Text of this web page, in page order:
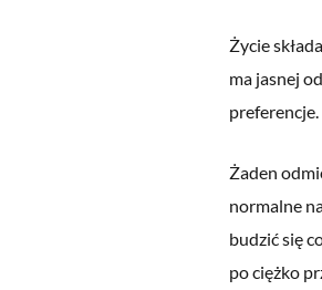
Życie
ma jasnej
preferencje.
Żaden
normalne
budzić się
po ciężko